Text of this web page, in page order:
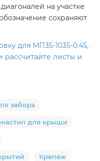
на участке
сохраняют
для МП35-1035-0.45,
рассчитайте листы и
забора
для крыши
Крепеж